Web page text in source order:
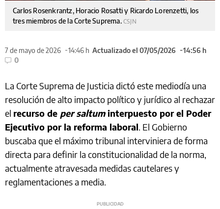
Carlos Rosenkrantz, Horacio Rosatti y Ricardo Lorenzetti, los
tres miembros de la Corte Suprema. CSJN
7 de mayo de 2026 14:46 h Actualizado el 07/05/2026
14:56 h
0
La Corte Suprema de Justicia dictó este mediodía una
resolución de alto impacto político y jurídico al rechazar
el recurso de per saltuminterpuesto por el Poder
Ejecutivo por la reforma laboral. El Gobierno
buscaba que el máximo tribunal interviniera de forma
directa para definir la constitucionalidad de la norma,
actualmente atravesada medidas cautelares y
reglamentaciones a media.